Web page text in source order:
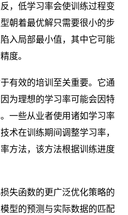
，低学习率会使训练过程变
朝着最优解只需要很小的步
入局部最小值，其中它可能
度。
有效的培训至关重要。它通
为理想的学习率可能会因特
一些从业者使用诸如学习率
术在训练期间调整学习率，
方法，该方法根据训练进度
失函数的更广泛优化策略的
型的预测与实际数据的匹配